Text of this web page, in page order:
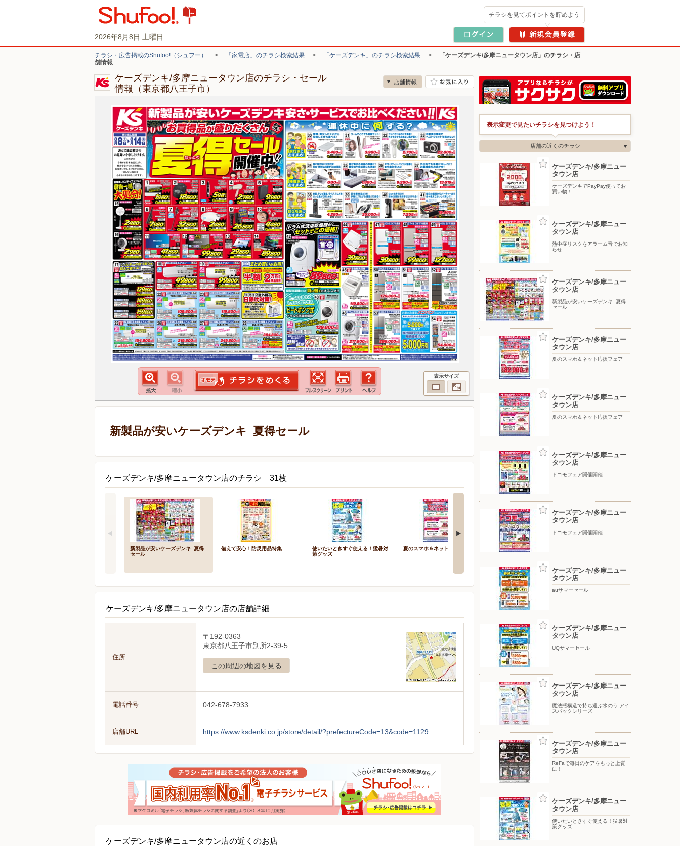
2026年8月8日 土曜日
チラシを見てポイントを貯めよう
チラシ・広告掲載のShufoo!（シュフー） > 「家電店」のチラシ検索結果 > 「ケーズデンキ」のチラシ検索結果 >
「ケーズデンキ/多摩ニュータウン店」のチラシ・店
舗情報
ケーズデンキ/多摩ニュータウン店のチラシ・セール
情報（東京都八王子市）
表示サイズ
新製品が安いケーズデンキ_夏得セール
ケーズデンキ/多摩ニュータウン店のチラシ 31枚
新製品が安いケーズデンキ_夏得
セール
備えて安心！防災用品特集
使いたいときすぐ使える！猛暑対
策グッズ
夏のスマホ＆ネット応援フェア 夏のスマホ＆ネット応援フェア
ケーズデンキ/多摩ニュータウン店の店舗詳細
住所
〒192-0363
東京都八王子市別所2-39-5
この周辺の地図を見る
電話番号 042-678-7933
店舗URL https://www.ksdenki.co.jp/store/detail/?prefectureCode=13&code=1129
ケーズデンキ/多摩ニュータウン店の近くのお店
表示変更で見たいチラシを見つけよう！
店舗の近くのチラシ
ケーズデンキ/多摩ニュー
タウン店
ケーズデンキでPayPay使ってお
買い物！
ケーズデンキ/多摩ニュー
タウン店
熱中症リスクをアラーム音でお知
らせ
ケーズデンキ/多摩ニュー
タウン店
新製品が安いケーズデンキ_夏得
セール
ケーズデンキ/多摩ニュー
タウン店
夏のスマホ＆ネット応援フェア
ケーズデンキ/多摩ニュー
タウン店
夏のスマホ＆ネット応援フェア
ケーズデンキ/多摩ニュー
タウン店
ドコモフェア開催開催
ケーズデンキ/多摩ニュー
タウン店
ドコモフェア開催開催
ケーズデンキ/多摩ニュー
タウン店
auサマーセール
ケーズデンキ/多摩ニュー
タウン店
UQサマーセール
ケーズデンキ/多摩ニュー
タウン店
魔法瓶構造で持ち運ぶ氷のう アイ
スパックシリーズ
ケーズデンキ/多摩ニュー
タウン店
ReFaで毎日のケアをもっと上質
に！
ケーズデンキ/多摩ニュー
タウン店
使いたいときすぐ使える！猛暑対
策グッズ